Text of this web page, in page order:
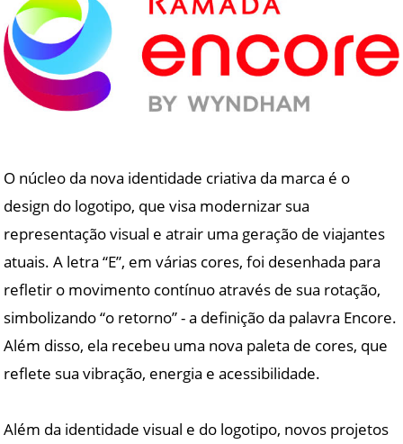
O núcleo da nova identidade criativa da marca é o
design do logotipo, que visa modernizar sua
representação visual e atrair uma geração de viajantes
atuais. A letra “E”, em várias cores, foi desenhada para
refletir o movimento contínuo através de sua rotação,
simbolizando “o retorno” - a definição da palavra Encore.
Além disso, ela recebeu uma nova paleta de cores, que
reflete sua vibração, energia e acessibilidade.
Além da identidade visual e do logotipo, novos projetos